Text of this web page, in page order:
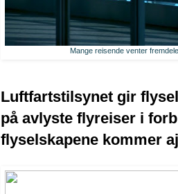
Mange reisende venter
Luftfartstilsynet gir
på avlyste flyreiser i
flyselskapene kommer